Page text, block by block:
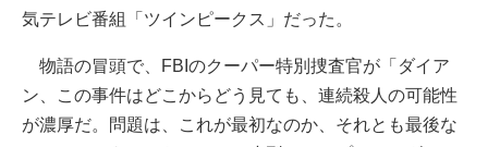
気テレビ番組「ツインピークス」だった。
物語の冒頭で、FBIのクーパー特別捜査官が「ダイア
ン、この事件はどこからどう見ても、連続殺人の可能性
が濃厚だ。問題は、これが最初なのか、それとも最後な